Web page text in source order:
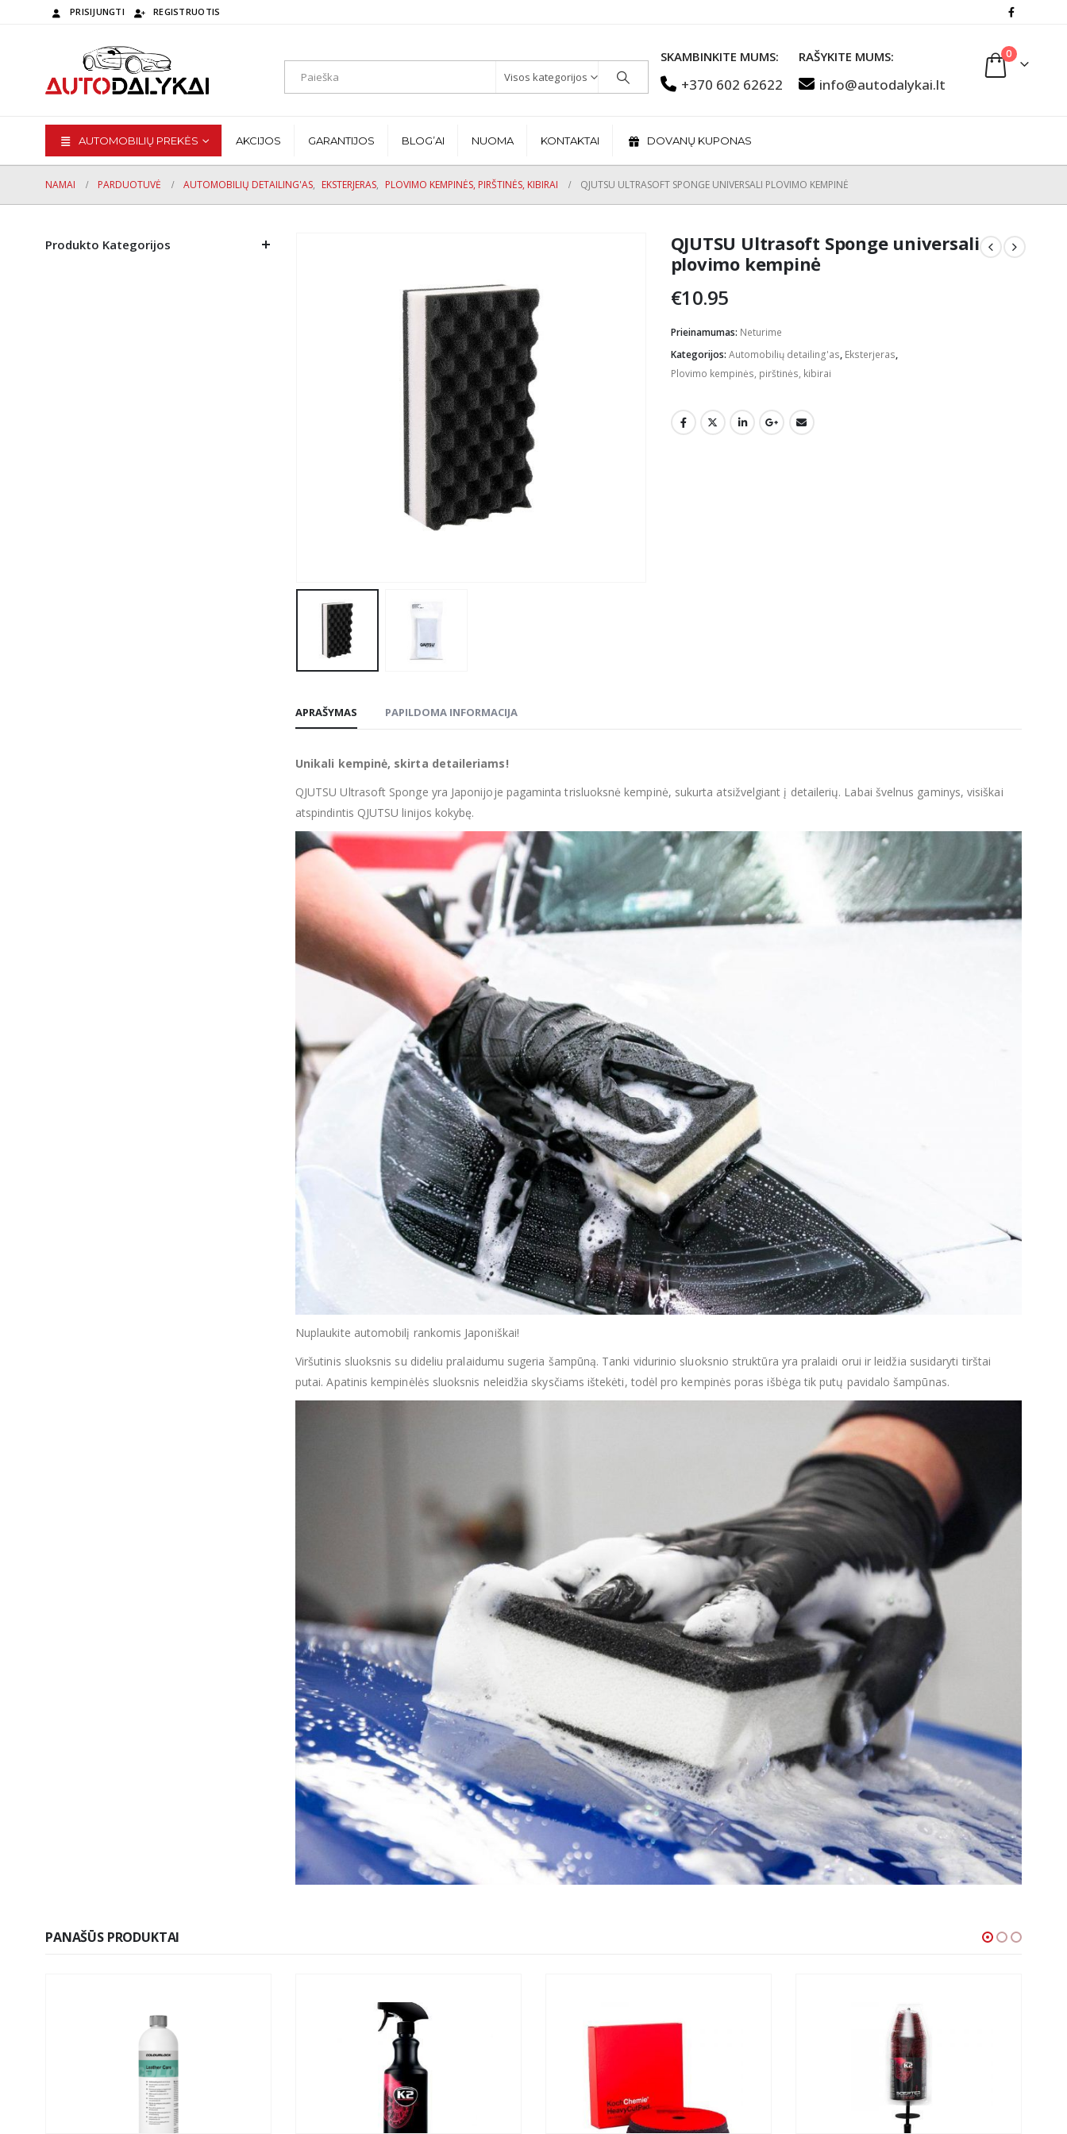
PRISIJUNGTI REGISTRUOTIS
Visos kategorijos
SKAMBINKITE MUMS:
+370 602 62622
RAŠYKITE MUMS:
info@autodalykai.lt
0
AUTOMOBILIŲ PREKĖS AKCIJOS GARANTIJOS BLOG’AI NUOMA KONTAKTAI DOVANŲ KUPONAS
NAMAI PARDUOTUVĖ AUTOMOBILIŲ DETAILING'AS, EKSTERJERAS, PLOVIMO KEMPINĖS, PIRŠTINĖS, KIBIRAI QJUTSU ULTRASOFT SPONGE UNIVERSALI PLOVIMO KEMPINĖ
QJUTSU Ultrasoft Sponge universali
plovimo kempinė
€10.95
Prieinamumas: Neturime
Kategorijos: Automobilių detailing'as, Eksterjeras,
Plovimo kempinės, pirštinės, kibirai
APRAŠYMAS PAPILDOMA INFORMACIJA
Unikali kempinė, skirta detaileriams!
QJUTSU Ultrasoft Sponge yra Japonijoje pagaminta trisluoksnė kempinė, sukurta atsižvelgiant į detailerių. Labai švelnus gaminys, visiškai
atspindintis QJUTSU linijos kokybę.
Nuplaukite automobilį rankomis Japoniškai!
Viršutinis sluoksnis su dideliu pralaidumu sugeria šampūną. Tanki vidurinio sluoksnio struktūra yra pralaidi orui ir leidžia susidaryti tirštai
putai. Apatinis kempinėlės sluoksnis neleidžia skysčiams ištekėti, todėl pro kempinės poras išbėga tik putų pavidalo šampūnas.
Produkto Kategorijos
PANAŠŪS PRODUKTAI